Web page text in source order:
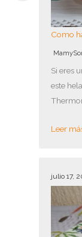
Como
Si eres
este
Leer
julio 17,